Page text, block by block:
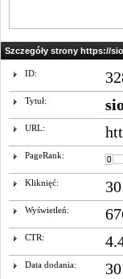
Szczegóły strony https://
ID:
Tytuł:
URL:
PageRank:
Kliknięć: 30
Wyświetleń:
CTR:
Data dodania: